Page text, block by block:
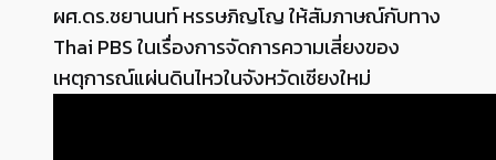
ผศ.ดร.ชยานนท์ หรรษภิญโญ ให้สัมภาษณ์กับทาง
Thai PBS ในเรื่องการจัดการความเสี่ยงของ
เหตุการณ์แผ่นดินไหวในจังหวัดเชียงใหม่